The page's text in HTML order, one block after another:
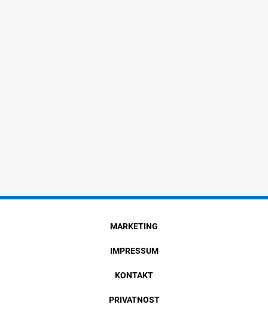
MARKETING
IMPRESSUM
KONTAKT
PRIVATNOST